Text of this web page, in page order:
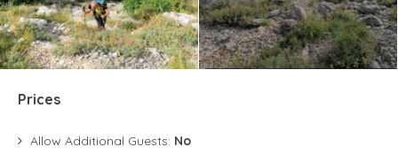
Prices
Allow Additional Guests: No